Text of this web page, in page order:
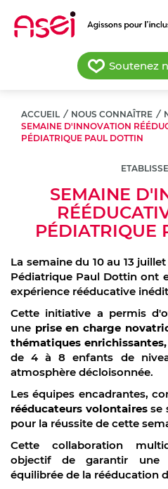
contenu
Soutenez
ACCUEIL / NOUS CONNAÎTRE /
SEMAINE D'INNOVATION
PÉDIATRIQUE PAUL DOTTIN
SEMAINE
PÉDIATRIQUE
La semaine du 10 au 13 juillet
Pédiatrique Paul Dottin ont
expérience rééducative
Cette initiative a permis
une prise en charge
thématiques enrichissantes,
de 4 à 8 enfants de
atmosphère décloisonnée.
Les équipes encadrantes,
rééducateurs volontairesse
pour la réussite de cette
Cette collaboration
objectif de garantir une
équilibrée de la rééducation